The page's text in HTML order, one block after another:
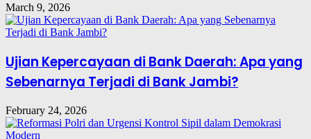
March 9, 2026
Ujian Kepercayaan di Bank Daerah: Apa yang
Sebenarnya Terjadi di Bank Jambi?
February 24, 2026